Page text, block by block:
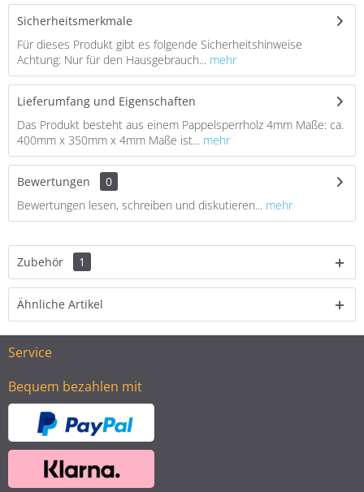
Sicherheitsmerkmale
Für dieses Produkt gibt es folgende Sicherheitshinweise
Achtung: Nur für den Hausgebrauch... mehr
Lieferumfang und Eigenschaften
Das Produkt besteht aus einem Pappelsperrholz 4mm Maße: ca.
400mm x 350mm x 4mm Maße ist... mehr
Bewertungen
0
Bewertungen lesen, schreiben und diskutieren... mehr
Zubehör 1
Ähnliche Artikel
Service
Bequem bezahlen mit